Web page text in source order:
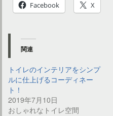
Facebook X
関連
トイレのインテリアをシンプ
ルに仕上げるコーディネー
ト！
2019年7月10日
おしゃれなトイレ空間